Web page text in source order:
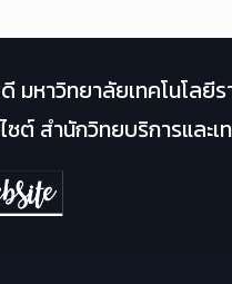
มหาวิทยาลัยเทคโนโล
สำนักวิทยบริการและเ